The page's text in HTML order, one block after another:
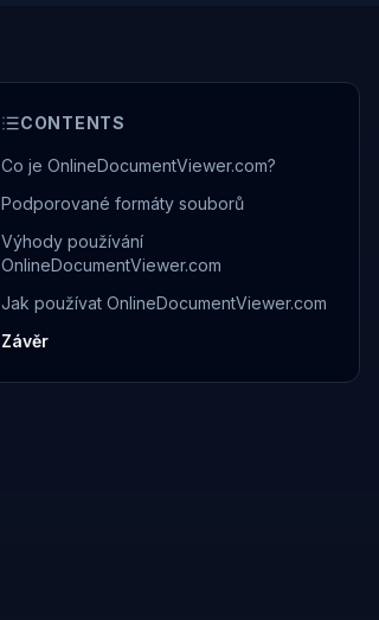
CONTENTS
Co je OnlineDocumentViewer.com?
Podporované formáty souborů
Výhody používání
OnlineDocumentViewer.com
Jak používat OnlineDocumentViewer.com
Závěr